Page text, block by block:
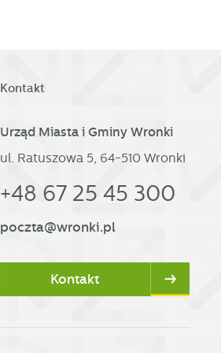
Kontakt
Urząd Miasta i Gminy Wronki
ul. Ratuszowa 5, 64-510 Wronki
+48 67 25 45 300
poczta@wronki.pl
Kontakt